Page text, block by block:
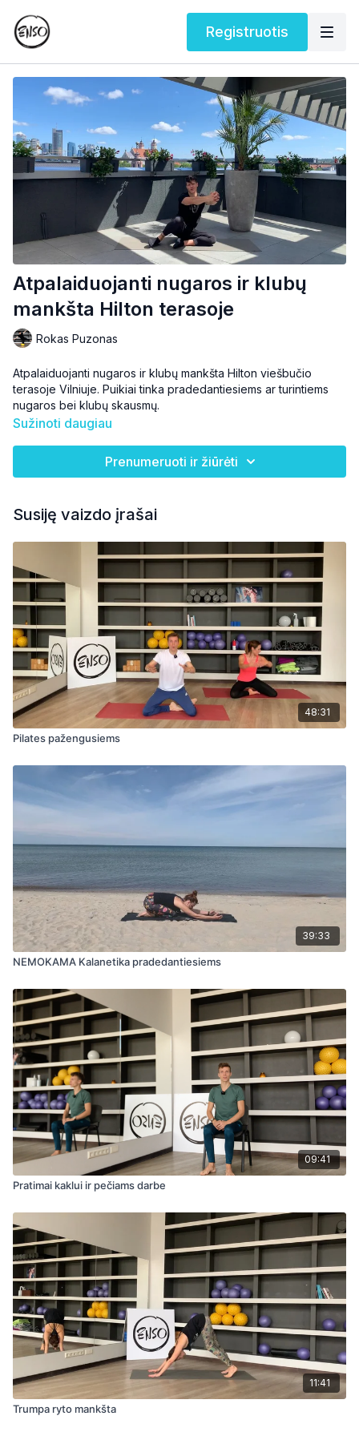
Registruotis
Atpalaiduojanti nugaros ir klubų
mankšta Hilton terasoje
Rokas Puzonas
Atpalaiduojanti nugaros ir klubų mankšta Hilton viešbučio
terasoje Vilniuje. Puikiai tinka pradedantiesiems ar turintiems
nugaros bei klubų skausmų.
Sužinoti daugiau
Prenumeruoti ir žiūrėti
Susiję vaizdo įrašai
48:31
Pilates pažengusiems
39:33
NEMOKAMA Kalanetika pradedantiesiems
09:41
Pratimai kaklui ir pečiams darbe
11:41
Trumpa ryto mankšta